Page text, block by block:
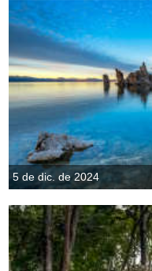
5 de dic. de 2024